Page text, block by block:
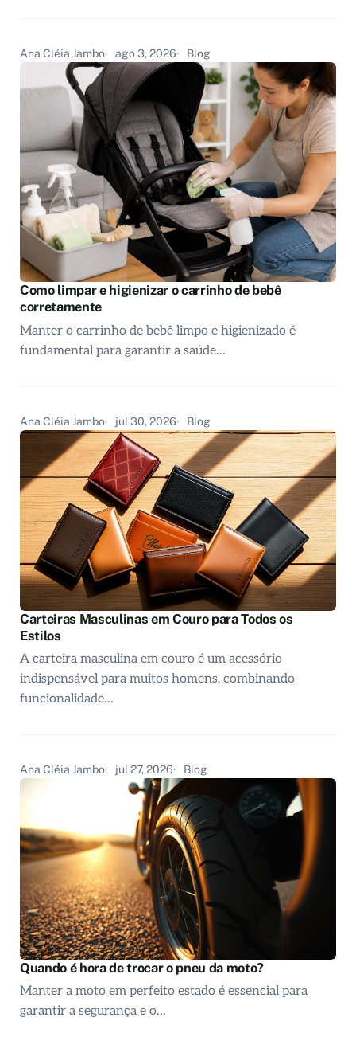
Ana Cléia Jambo ago 3, 2026 Blog
Como limpar e higienizar o carrinho de bebê
corretamente
Manter o carrinho de bebê limpo e higienizado é
fundamental para garantir a saúde…
Ana Cléia Jambo jul 30, 2026 Blog
Carteiras Masculinas em Couro para Todos os
Estilos
A carteira masculina em couro é um acessório
indispensável para muitos homens, combinando
funcionalidade…
Ana Cléia Jambo jul 27, 2026 Blog
Quando é hora de trocar o pneu da moto?
Manter a moto em perfeito estado é essencial para
garantir a segurança e o…